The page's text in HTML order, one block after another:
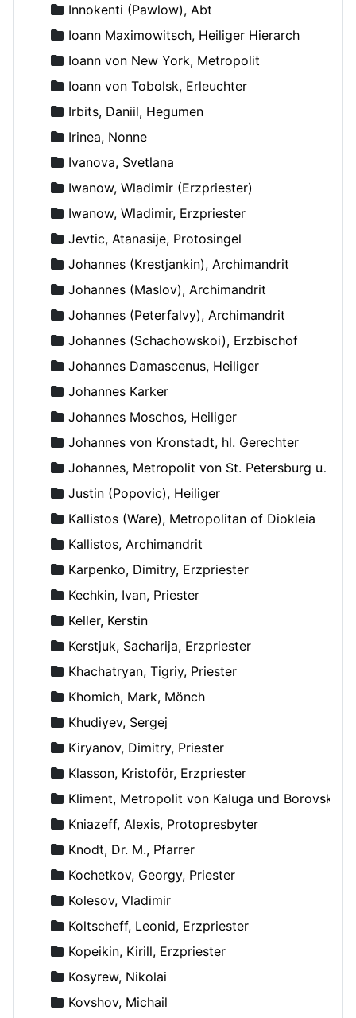
Innokenti (Pawlow), Abt
Ioann Maximowitsch, Heiliger Hierarch
Ioann von New York, Metropolit
Ioann von Tobolsk, Erleuchter
Irbits, Daniil, Hegumen
Irinea, Nonne
Ivanova, Svetlana
Iwanow, Wladimir (Erzpriester)
Iwanow, Wladimir, Erzpriester
Jevtic, Atanasije, Protosingel
Johannes (Krestjankin), Archimandrit
Johannes (Maslov), Archimandrit
Johannes (Peterfalvy), Archimandrit
Johannes (Schachowskoi), Erzbischof
Johannes Damascenus, Heiliger
Johannes Karker
Johannes Moschos, Heiliger
Johannes von Kronstadt, hl. Gerechter
Johannes, Metropolit von St. Petersburg und Ladoga
Justin (Popovic), Heiliger
Kallistos (Ware), Metropolitan of Diokleia
Kallistos, Archimandrit
Karpenko, Dimitry, Erzpriester
Kechkin, Ivan, Priester
Keller, Kerstin
Kerstjuk, Sacharija, Erzpriester
Khachatryan, Tigriy, Priester
Khomich, Mark, Mönch
Khudiyev, Sergej
Kiryanov, Dimitry, Priester
Klasson, Kristoför, Erzpriester
Kliment, Metropolit von Kaluga und Borovsk
Kniazeff, Alexis, Protopresbyter
Knodt, Dr. M., Pfarrer
Kochetkov, Georgy, Priester
Kolesov, Vladimir
Koltscheff, Leonid, Erzpriester
Kopeikin, Kirill, Erzpriester
Kosyrew, Nikolai
Kovshov, Michail